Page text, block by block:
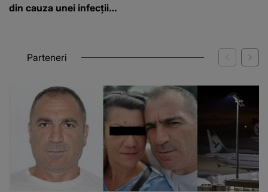
WOWBIZ.RO
Detalii halucinante în cazul bărbatului
găsit îngropat într-o curte din Botoșani!
Marinel a fost înjunghiat în inimă, iar
concubina lui se numără printre suspecți
KANALD.RO
Alertă de
Leipzig/Halle!
suspendat